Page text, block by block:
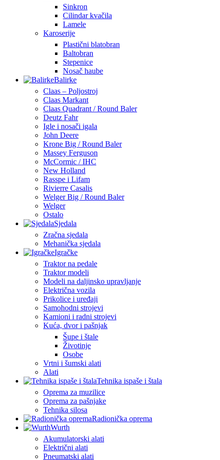
Sinkron
Cilindar kvačila
Lamele
Karoserije
Plastični blatobran
Baltobran
Stepenice
Nosač haube
Balirke
Claas – Poljostroj
Claas Markant
Claas Quadrant / Round Baler
Deutz Fahr
Igle i nosači igala
John Deere
Krone Big / Round Baler
Massey Ferguson
McCormic / IHC
New Holland
Rasspe i Lifam
Rivierre Casalis
Welger Big / Round Baler
Welger
Ostalo
Sjedala
Zračna sjedala
Mehanička sjedala
Igračke
Traktor na pedale
Traktor modeli
Modeli na daljinsko upravljanje
Električna vozila
Prikolice i uređaji
Samohodni strojevi
Kamioni i radni strojevi
Kuća, dvor i pašnjak
Šupe i štale
Životinje
Osobe
Vrtni i šumski alati
Alati
Tehnika ispaše i štala
Oprema za muzilice
Oprema za pašnjake
Tehnika silosa
Radionička oprema
Wurth
Akumulatorski alati
Električni alati
Pneumatski alati